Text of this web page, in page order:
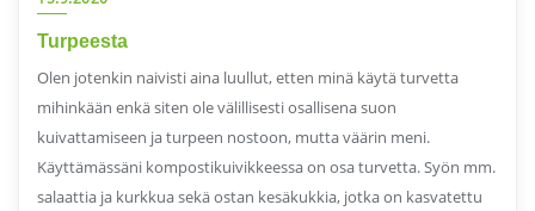
Turpeesta
Olen jotenkin naivisti aina luullut, etten minä käytä turvetta
mihinkään enkä siten ole välillisesti osallisena suon
kuivattamiseen ja turpeen nostoon, mutta väärin meni.
Käyttämässäni kompostikuivikkeessa on osa turvetta. Syön mm.
salaattia ja kurkkua sekä ostan kesäkukkia, jotka on kasvatettu